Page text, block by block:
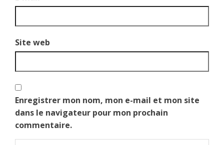
Site web
Enregistrer mon nom, mon e-mail et mon site
dans le navigateur pour mon prochain
commentaire.